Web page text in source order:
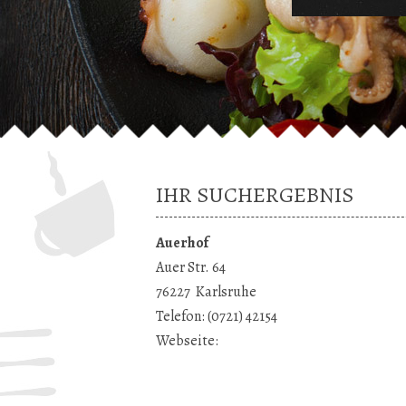
IHR SUCHERGEBNIS
Auerhof
Auer Str. 64
76227 Karlsruhe
Telefon:(0721) 42154
Webseite: